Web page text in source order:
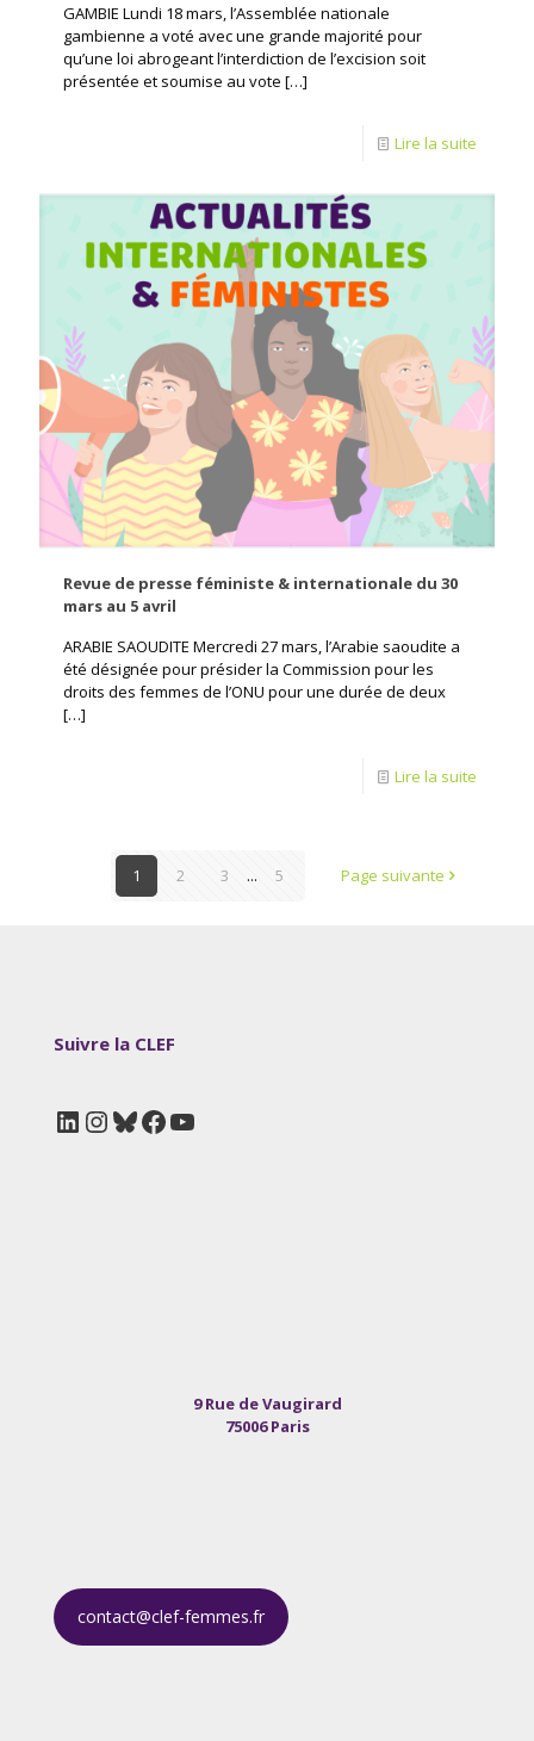
GAMBIE Lundi 18 mars, l’Assemblée nationale
gambienne a voté avec une grande majorité pour
qu’une loi abrogeant l’interdiction de l’excision soit
présentée et soumise au vote […]
Lire la suite
Revue de presse féministe & internationale du 30
mars au 5 avril
ARABIE SAOUDITE Mercredi 27 mars, l’Arabie saoudite a
été désignée pour présider la Commission pour les
droits des femmes de l’ONU pour une durée de deux
[…]
Lire la suite
1 2 3 ... 5 Page suivante
Suivre la CLEF
LinkedIn
Instagram
Bluesky
Facebook
YouTube
9 Rue de Vaugirard
75006 Paris
contact@clef-femmes.fr